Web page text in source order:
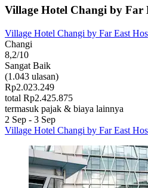
Village Hotel Changi by Far
Village Hotel Changi by Far East
Changi
8,2/10
Sangat Baik
(1.043 ulasan)
Rp2.023.249
total Rp2.425.875
termasuk pajak & biaya lainnya
2 Sep - 3 Sep
Village Hotel Changi by Far East